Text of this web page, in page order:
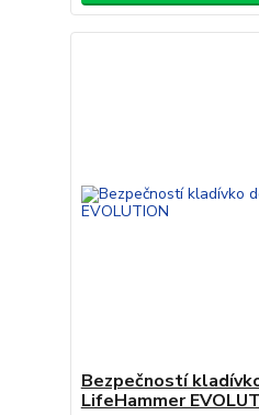
Bezpečností
LifeHammer